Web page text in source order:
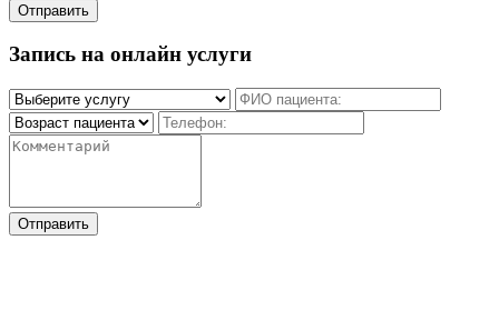
Отправить
Запись на онлайн услуги
Отправить